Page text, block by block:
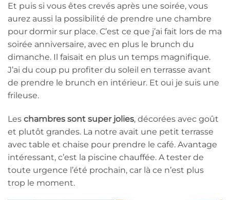
Et puis si vous êtes crevés après une soirée, vous
aurez aussi la possibilité de prendre une chambre
pour dormir sur place. C’est ce que j’ai fait lors de ma
soirée anniversaire, avec en plus le brunch du
dimanche. Il faisait en plus un temps magnifique.
J’ai du coup pu profiter du soleil en terrasse avant
de prendre le brunch en intérieur. Et oui je suis une
frileuse.
Les chambres sont super jolies, décorées avec goût
et plutôt grandes. La notre avait une petit terrasse
avec table et chaise pour prendre le café. Avantage
intéressant, c’est la piscine chauffée. A tester de
toute urgence l’été prochain, car là ce n’est plus
trop le moment.